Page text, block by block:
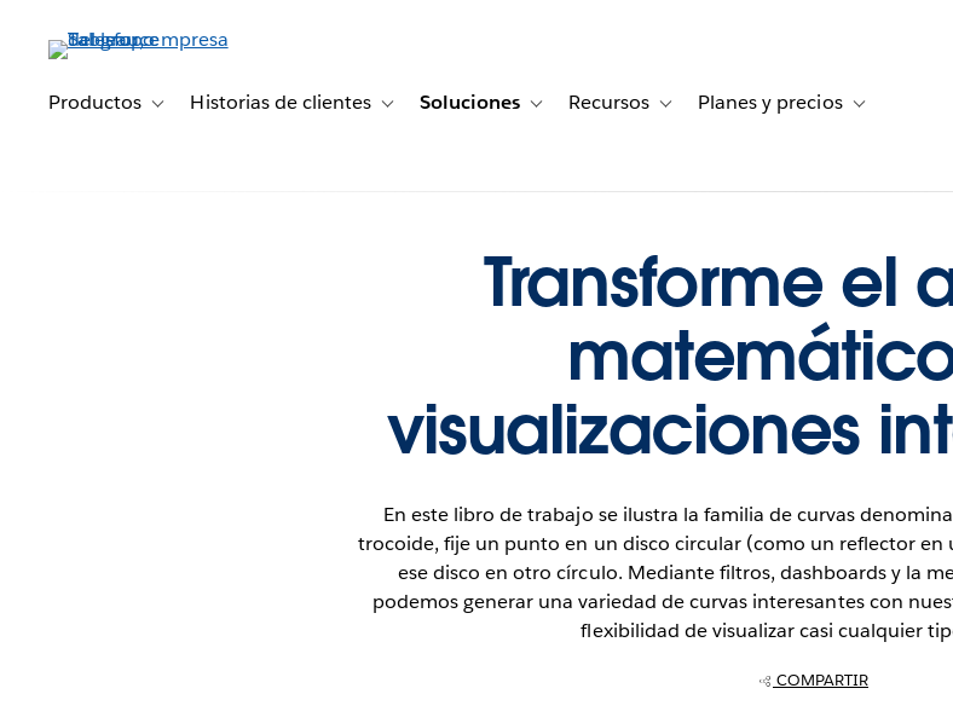
principalProductos Toggle sub-navigation for Productos
Historias de clientes Toggle sub-navigation for Historias de clientes
Soluciones Toggle sub-navigation for Soluciones
Recursos Toggle sub-navigation for Recursos
Planes y precios Toggle sub-
Transforme el
visualizaciones
En este libro de trabajo se ilustra la familia de curvas
trocoide, fije un punto en un disco circular (como un reflector en
ese disco en otro círculo. Mediante filtros, dashboards y la
podemos generar una variedad de curvas interesantes con
flexibilidad de visualizar casi cualquier
COMPARTIR